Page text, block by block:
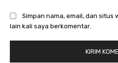
Simpan nama, email, dan situs
lain kali saya berkomentar.